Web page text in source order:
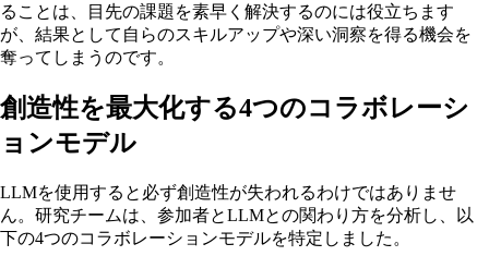
ることは、目先の課題を素早く解決するのには役立ちます
が、結果として自らのスキルアップや深い洞察を得る機会を
奪ってしまうのです。
創造性を最大化する4つのコラボレーシ
ョンモデル
LLMを使用すると必ず創造性が失われるわけではありませ
ん。研究チームは、参加者とLLMとの関わり方を分析し、以
下の4つのコラボレーションモデルを特定しました。